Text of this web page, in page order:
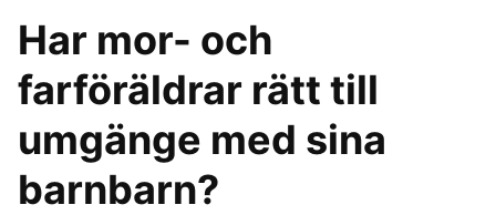
Har mor- och
farföräldrar rätt till
umgänge med sina
barnbarn?